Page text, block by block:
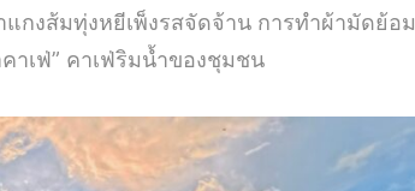
กงส้มทุ่งหยีเพ็งรสจัดจ้าน การทำผ้ามัดย้อม
าเฟ่” คาเฟ่ริมน้ำของชุมชน